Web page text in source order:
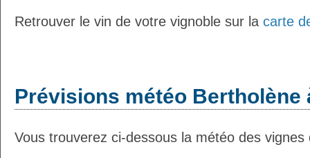
Retrouver le vin de votre vignoble sur la carte
Prévisions météo Bertholène
Vous trouverez ci-dessous la météo des